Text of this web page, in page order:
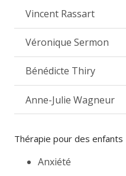
Vincent Rassart
Véronique Sermon
Bénédicte Thiry
Anne-Julie Wagneur
Thérapie pour des enfants
Anxiété